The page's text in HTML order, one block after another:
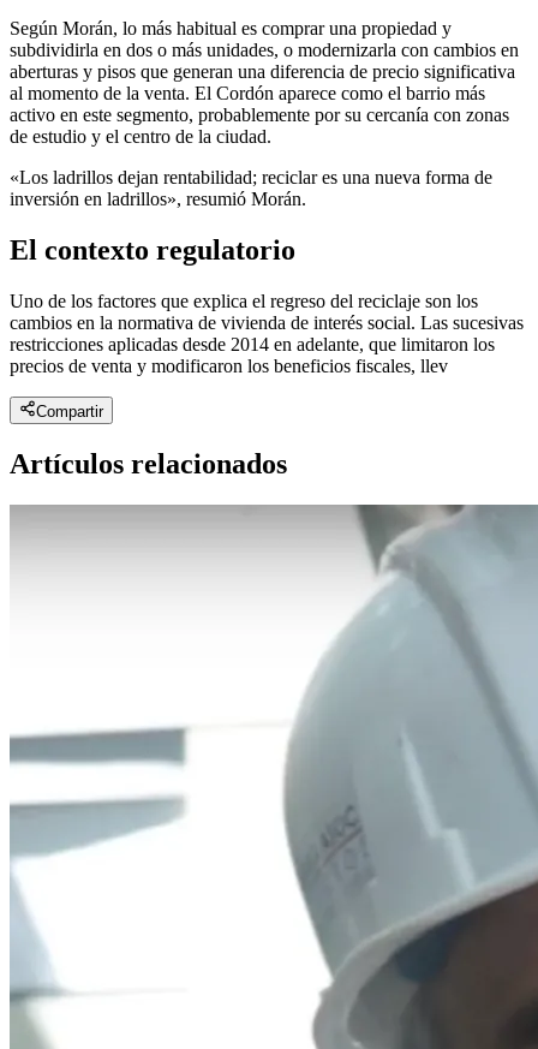
Según Morán, lo más habitual es comprar una propiedad y
subdividirla en dos o más unidades, o modernizarla con cambios en
aberturas y pisos que generan una diferencia de precio significativa
al momento de la venta. El Cordón aparece como el barrio más
activo en este segmento, probablemente por su cercanía con zonas
de estudio y el centro de la ciudad.
«Los ladrillos dejan rentabilidad; reciclar es una nueva forma de
inversión en ladrillos», resumió Morán.
El contexto regulatorio
Uno de los factores que explica el regreso del reciclaje son los
cambios en la normativa de vivienda de interés social. Las sucesivas
restricciones aplicadas desde 2014 en adelante, que limitaron los
precios de venta y modificaron los beneficios fiscales, llev
Compartir
Artículos relacionados